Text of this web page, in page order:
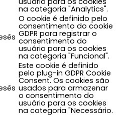
na categoria "Analytics".
O cookie é definido pelo
consentimento do cookie
GDPR para registrar o
consentimento do
usuário para os cookies
na categoria "Funcional".
Este cookie é definido
pelo plug-in GDPR Cookie
Consent. Os cookies são
usados para armazenar
o consentimento do
usuário para os cookies
na categoria "Necessário.